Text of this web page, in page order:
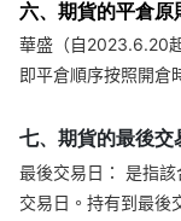
六、期貨的平倉原
華盛（自2023.6.20
即平倉順序按照開倉
七、期貨的最後交
最後交易日： 是指
交易日。持有到最後